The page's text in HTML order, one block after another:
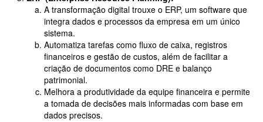
A transformação digital trouxe o ERP, um software que
integra dados e processos da empresa em um único
sistema.
Automatiza tarefas como fluxo de caixa, registros
financeiros e gestão de custos, além de facilitar a
criação de documentos como DRE e balanço
patrimonial.
Melhora a produtividade da equipe financeira e permite
a tomada de decisões mais informadas com base em
dados precisos.